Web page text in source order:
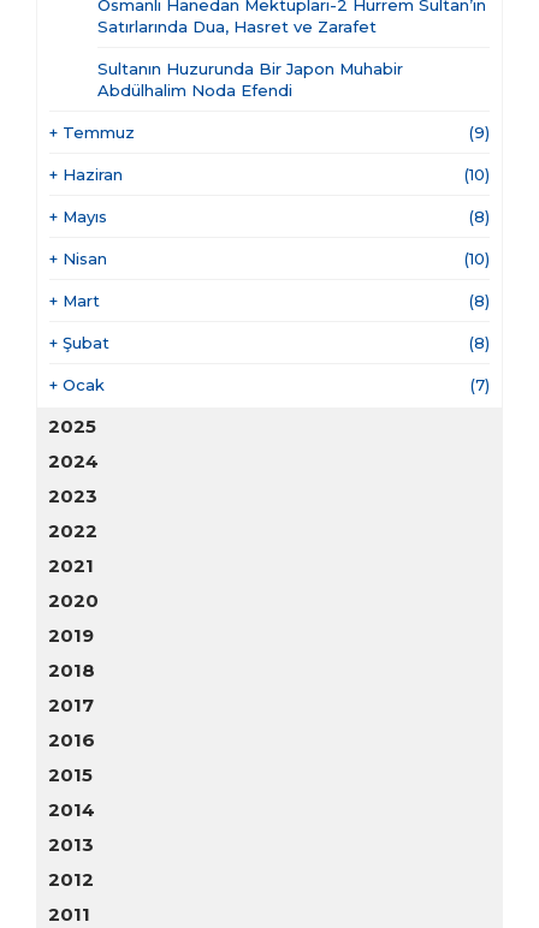
Osmanlı Hanedan Mektupları-2 Hürrem Sultan’ın
Satırlarında Dua, Hasret ve Zarafet
Sultanın Huzurunda Bir Japon Muhabir
Abdülhalim Noda Efendi
+ Temmuz (9)
+ Haziran (10)
+ Mayıs (8)
+ Nisan (10)
+ Mart (8)
+ Şubat (8)
+ Ocak (7)
2025
2024
2023
2022
2021
2020
2019
2018
2017
2016
2015
2014
2013
2012
2011